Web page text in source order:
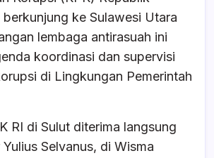
a
d
s
e
berkunjung ke Sulawesi Utara
lembaga antirasuah ini
koordinasi dan supervisi
di Lingkungan Pemerintah
RI di Sulut diterima langsung
Selvanus, di Wisma